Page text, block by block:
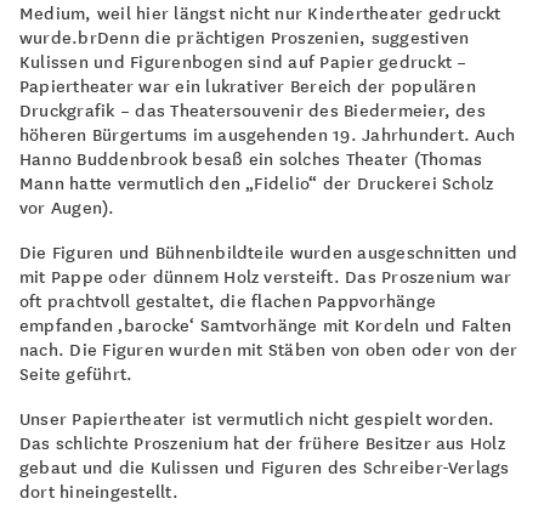
Medium, weil hier längst nicht nur Kindertheater gedruckt
wurde.brDenn die prächtigen Proszenien, suggestiven
Kulissen und Figurenbogen sind auf Papier gedruckt –
Papiertheater war ein lukrativer Bereich der populären
Druckgrafik – das Theatersouvenir des Biedermeier, des
höheren Bürgertums im ausgehenden 19. Jahrhundert. Auch
Hanno Buddenbrook besaß ein solches Theater (Thomas
Mann hatte vermutlich den „Fidelio“ der Druckerei Scholz
vor Augen).
Die Figuren und Bühnenbildteile wurden ausgeschnitten und
mit Pappe oder dünnem Holz versteift. Das Proszenium war
oft prachtvoll gestaltet, die flachen Pappvorhänge
empfanden ‚barocke‘ Samtvorhänge mit Kordeln und Falten
nach. Die Figuren wurden mit Stäben von oben oder von der
Seite geführt.
Unser Papiertheater ist vermutlich nicht gespielt worden.
Das schlichte Proszenium hat der frühere Besitzer aus Holz
gebaut und die Kulissen und Figuren des Schreiber-Verlags
dort hineingestellt.